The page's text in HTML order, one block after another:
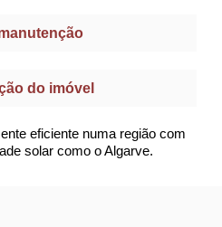
do imóvel
eficiente numa região com
solar como o Algarve.